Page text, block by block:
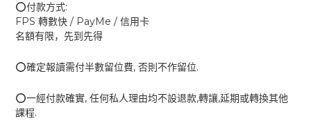
⭕️付款方式:
FPS 轉數快 / PayMe / 信用卡
名額有限，先到先得
⭕️確定報讀需付半數留位費, 否則不作留位.
⭕️一經付款確實, 任何私人理由均不設退款,轉讓,延期或轉換其他
課程.